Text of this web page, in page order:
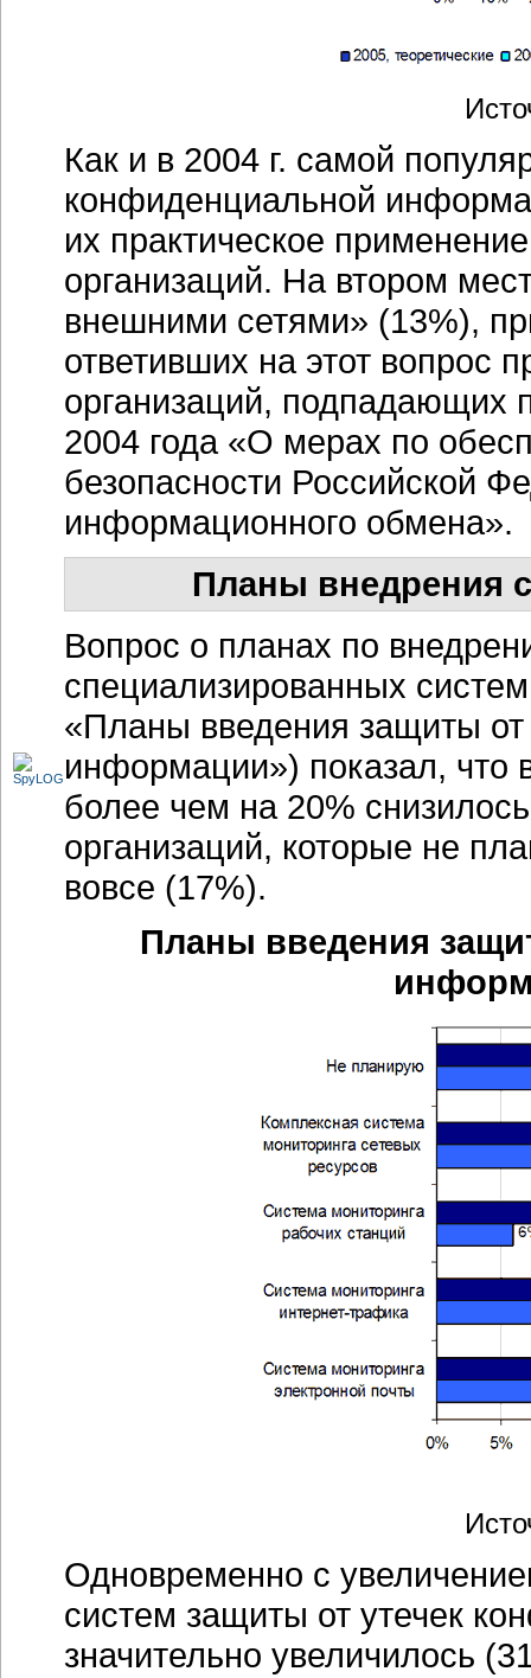
Как и в 2004 г. самой
конфиденциальной
их практическое
организаций. На втором
внешними сетями» (13%),
ответивших на этот вопрос
организаций, подпадающих
2004 года «О мерах по
безопасности Российской
информационного обмена».
Планы внедрения
Вопрос о планах по
специализированных
«Планы введения защиты
информации») показал, что
более чем на 20%
организаций, которые не
вовсе (17%).
Планы введения
Одновременно с
систем защиты от утечек
значительно увеличилось